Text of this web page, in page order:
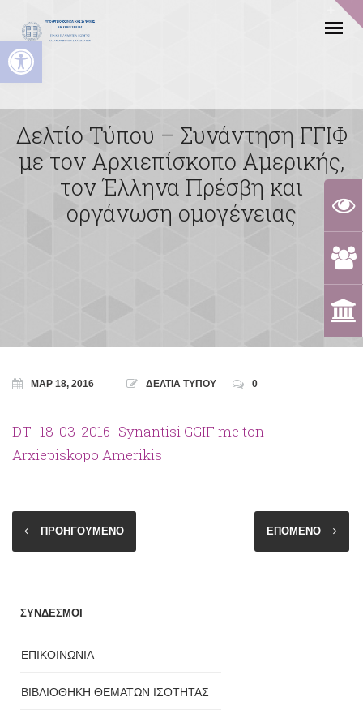
Ανοίξτε τη γραμμή εργαλείων
Δελτίο Τύπου – Συνάντηση ΓΓΙΦ
με τον Αρχιεπίσκοπο Αμερικής,
τον Έλληνα Πρέσβη και
οργάνωση ομογένειας
ΜΑΡ 18, 2016 ΔΕΛΤΙΑ ΤΥΠΟΥ 0
DT_18-03-2016_Synantisi GGIF me ton
Arxiepiskopo Amerikis
ΠΡΟΗΓΟΥΜΕΝΟ ΕΠΟΜΕΝΟ
ΣΥΝΔΕΣΜΟΙ
ΕΠΙΚΟΙΝΩΝΙΑ
ΒΙΒΛΙΟΘΗΚΗ ΘΕΜΑΤΩΝ ΙΣΟΤΗΤΑΣ